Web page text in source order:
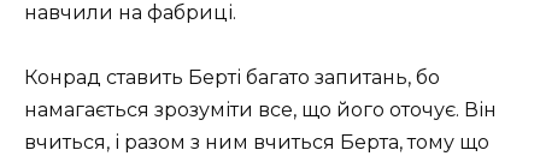
навчили на фабриці.
Конрад ставить Берті багато запитань, бо
намагається зрозуміти все, що його оточує. Він
вчиться, і разом з ним вчиться Берта, тому що